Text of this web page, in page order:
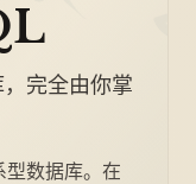
完全由你掌
数据库。在